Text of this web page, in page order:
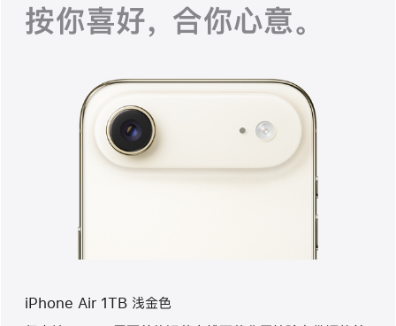
按你喜好， 合你心意。
iPhone Air 1TB 浅金色